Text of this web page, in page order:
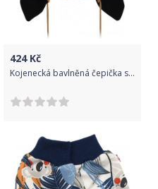
424Kč
Kojenecká bavlněná čepička s oušky New Baby Favorite černá, Černá, 80 (9-12m)